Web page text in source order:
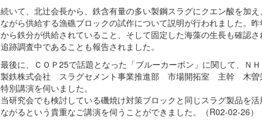
続いて、北辻会長から、鉄含有量の多い製鋼スラグにクエン酸を加
ながら供給する漁礁ブロックの試作について説明が行われました。
から鉄分が供給されていること、そして固定した海藻の生長も確認
追跡調査中であることも報告されました。
最後に、ＣＯＰ25で話題となった「ブルーカーボン」に関して、Ｎ
製鉄株式会社 スラグセメント事業推進部 市場開拓室 主幹 木曽
特別講演を伺いました。
当研究会でも検討している磯焼け対策ブロックと同じスラグ製品を
ながるという貴重なご講演を伺うことができました。（R02-02-26）